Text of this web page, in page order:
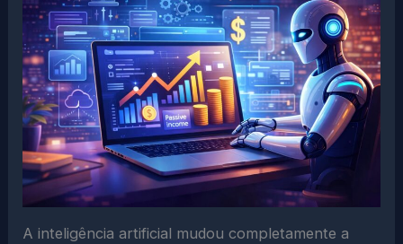
A inteligência artificial mudou completamente a